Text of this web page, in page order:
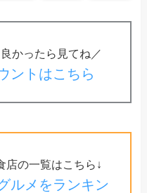
かったら見てね／
ントはこちら
店の一覧はこちら↓
ルメをランキン